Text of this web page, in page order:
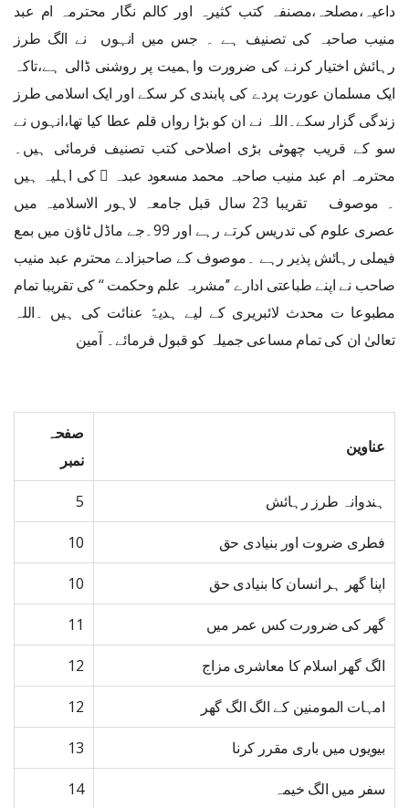
داعیہ،مصلحہ،مصنفہ کتب کثیرہ اور کالم نگار محترمہ ام عبد
منیب صاحبہ کی تصنیف ہے ۔ جس میں انہوں نے الگ طرز
رہائش اختیار کرنے کی ضرورت واہمیت پر روشنی ڈالی ہے،تاکہ
ایک مسلمان عورت پردے کی پابندی کر سکے اور ایک اسلامی طرز
زندگی گزار سکے۔اللہ نے ان کو بڑا رواں قلم عطا کیا تھا،انہوں نے
سو کے قریب چھوٹی بڑی اصلاحی کتب تصنیف فرمائی ہیں۔
محترمہ ام عبد منیب صاحبہ محمد مسعود عبدہ  کی اہلیہ ہیں
۔ موصوف تقریبا 23 سال قبل جامعہ لاہور الاسلامیہ میں
عصری علوم کی تدریس کرتے رہے اور 99۔جے ماڈل ٹاؤن میں بمع
فیملی رہائش پذیر رہے ۔موصوف کے صاحبزادے محترم عبد منیب
صاحب نے اپنے طباعتی ادارے ’’مشربہ علم وحکمت ‘‘ کی تقریبا تمام
مطبوعا ت محدث لائبریری کے لیے ہدیۃً عنائت کی ہیں ۔اللہ
تعالیٰ ان کی تمام مساعی جمیلہ کو قبول فرمائے۔ آمین
عناوین
صفحہ
نمبر
ہندوانہ طرز رہائش 5
فطری ضروت اور بنیادی حق 10
اپنا گھر ہر انسان کا بنیادی حق 10
گھر کی ضرورت کس عمر میں 11
الگ گھر اسلام کا معاشری مزاج 12
امہات المومنین کے الگ الگ گھر 12
بیویوں میں باری مقرر کرنا 13
سفر میں الگ خیمہ 14